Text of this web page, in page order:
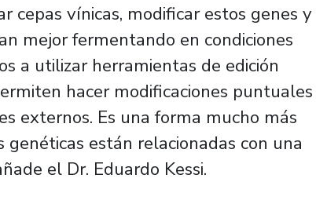
cepas vínicas, modificar estos genes y
mejor fermentando en condiciones
a utilizar herramientas de edición
hacer modificaciones puntuales
externos. Es una forma mucho más
están relacionadas con una
el Dr. Eduardo Kessi.